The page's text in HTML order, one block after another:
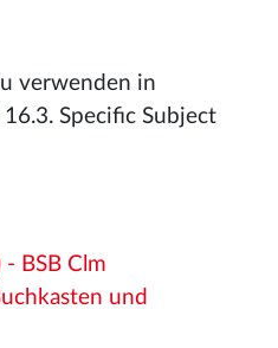
verwenden in
Specific Subject
BSB Clm
und